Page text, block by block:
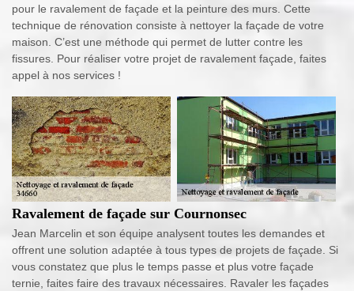
pour le ravalement de façade et la peinture des murs. Cette
technique de rénovation consiste à nettoyer la façade de votre
maison. C’est une méthode qui permet de lutter contre les
fissures. Pour réaliser votre projet de ravalement façade, faites
appel à nos services !
Ravalement de façade sur Cournonsec
Jean Marcelin et son équipe analysent toutes les demandes et
offrent une solution adaptée à tous types de projets de façade. Si
vous constatez que plus le temps passe et plus votre façade
ternie, faites faire des travaux nécessaires. Ravaler les façades